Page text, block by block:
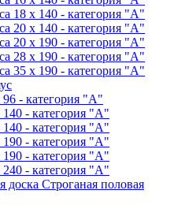
18 х 140 - категория "А"
20 х 140 - категория "А"
20 х 190 - категория "А"
28 х 190 - категория "А"
35 х 190 - категория "А"
96 - категория "А"
140 - категория "А"
140 - категория "А"
190 - категория "А"
190 - категория "А"
240 - категория "А"
Строганая половая